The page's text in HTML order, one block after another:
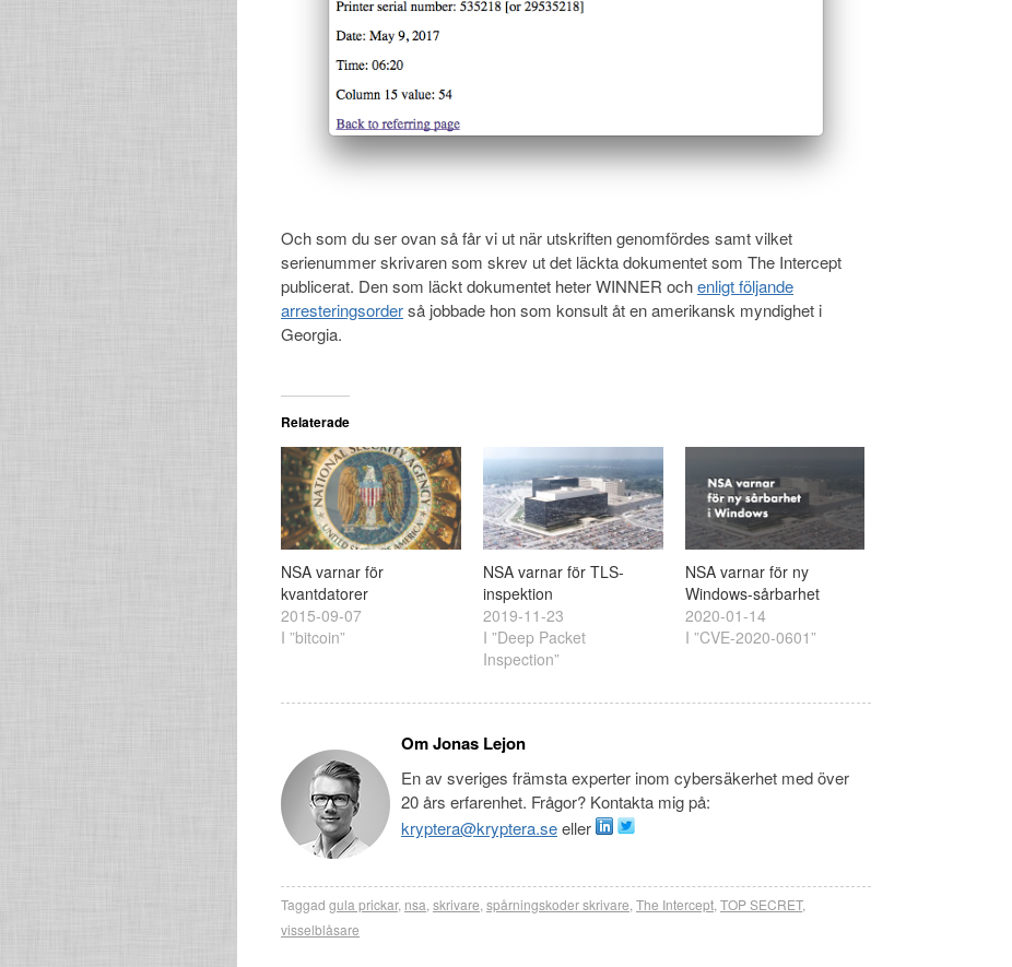
Och som du ser ovan så får vi ut när utskriften genomfördes samt vilket
serienummer skrivaren som skrev ut det läckta dokumentet som The Intercept
publicerat. Den som läckt dokumentet heter WINNER ochenligt följande
arresteringsorderså jobbade hon som konsult åt en amerikansk myndighet i
Georgia.
Relaterade
NSA varnar för
kvantdatorer
2015-09-07
I ”bitcoin”
NSA varnar för TLS-
inspektion
2019-11-23
I ”Deep Packet
Inspection”
NSA varnar för ny
Windows-sårbarhet
2020-01-14
I ”CVE-2020-0601”
Om Jonas Lejon
En av sveriges främsta experter inom cybersäkerhet med över
20 års erfarenhet. Frågor? Kontakta mig på:
kryptera@kryptera.seeller
Taggad gula prickar, nsa,skrivare,spårningskoder skrivare,The Intercept,TOP SECRET,
visselblåsare